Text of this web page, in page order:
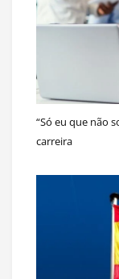
“Só eu que não
carreira